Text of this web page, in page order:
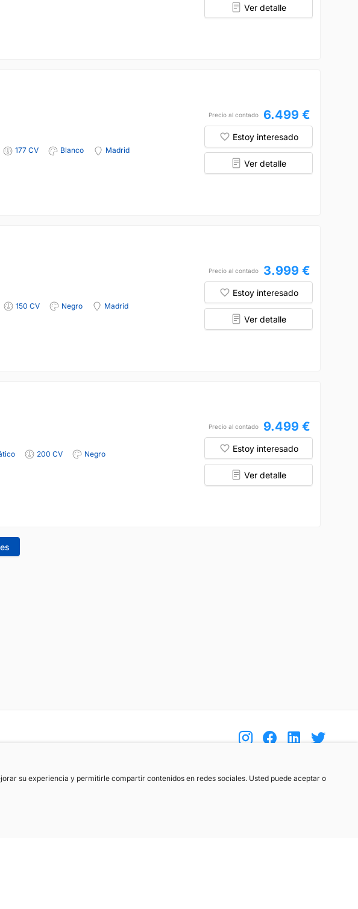
Ver detalle
177 CV Blanco
Madrid
Precio al contado 6.499 €
Estoy interesado
Ver detalle
150 CV Negro
Madrid
Precio al contado 3.999 €
Estoy interesado
Ver detalle
200 CV
Negro
Precio al contado 9.499 €
Estoy interesado
Ver detalle
su experiencia y permitirle compartir contenidos en redes sociales. Usted puede aceptar o